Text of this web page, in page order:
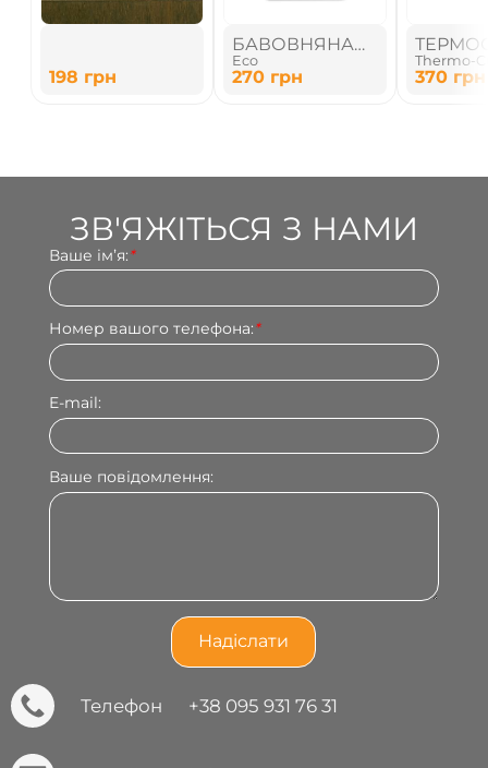
198 грн
БАВОВНЯНА
ЕКО СУМКА
Eco
270 грн
Thermo-
370 грн
ЗВ'ЯЖІТЬСЯ З НАМИ
Ваше імʼя:*
Номер вашого телефона:*
E-mail:
Ваше повідомлення:
Телефон +38 095 931 76 31